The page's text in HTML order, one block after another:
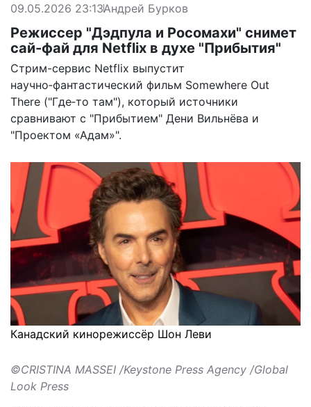
09.05.2026 23:13Андрей Бурков
Режиссер "Дэдпула и Росомахи" снимет
сай-фай для Netflix в духе "Прибытия"
Стрим-сервис Netflix выпустит
научно‑фантастический фильм Somewhere Out
There ("Где‑то там"), который источники
сравнивают с "Прибытием" Дени Вильнёва и
"Проектом «Адам»".
Канадский кинорежиссёр Шон Леви
©CRISTINA MASSEI /Keystone Press Agency /Global
Look Press